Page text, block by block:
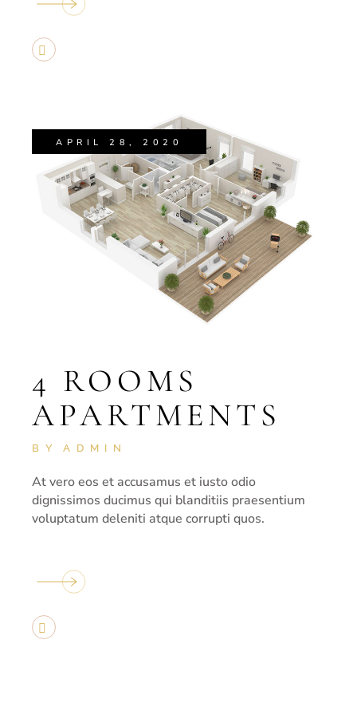
APRIL 28, 2020
4 ROOMS
APARTMENTS
BY ADMIN
At vero eos et accusamus et iusto odio
dignissimos ducimus qui blanditiis praesentium
voluptatum deleniti atque corrupti quos.